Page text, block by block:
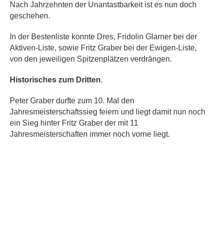
Nach Jahrzehnten der Unantastbarkeit ist es nun doch
geschehen.
In der Bestenliste konnte Dres, Fridolin Glarner bei der
Aktiven-Liste, sowie Fritz Graber bei der Ewigen-Liste,
von den jeweiligen Spitzenplätzen verdrängen.
Historisches zum Dritten.
Peter Graber durfte zum 10. Mal den
Jahresmeisterschaftssieg feiern und liegt damit nun noch
ein Sieg hinter Fritz Graber der mit 11
Jahresmeisterschaften immer noch vorne liegt.